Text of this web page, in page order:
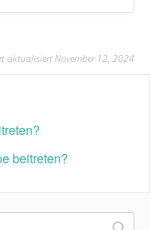
aktualisiert November 12, 2024
beitreten?